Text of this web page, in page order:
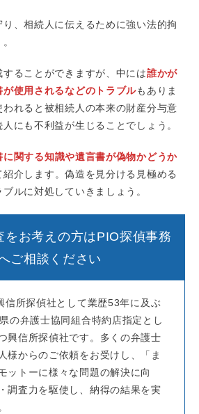
、相続人に伝えるために強い法的拘
ることができますが、中には誰かが
使用されるなどのトラブルもありま
れると被相続人の本来の財産分与意
にも不利益が生じることでしょう。
に関する知識や遺言書が偽物かどうか
紹介します。偽造を見分ける見極める
ルに対処していきましょう。
をお考えの方はPIO探偵事務
ご相談ください
信所探偵社として業歴53年に及ぶ
の弁護士協同組合特約店指定とし
興信所探偵社です。多くの弁護士
様からのご依頼をお受けし、「ま
ットーに様々な問題の解決に向
調査力を駆使し、納得の結果を実